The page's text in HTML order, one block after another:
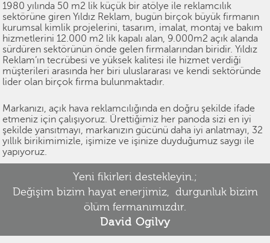
1980 yılında 50 m2 lik küçük bir atölye ile reklamcılık
sektörüne giren Yıldız Reklam, bugün birçok büyük firmanın
kurumsal kimlik projelerini, tasarım, imalat, montaj ve bakım
hizmetlerini 12.000 m2 lik kapalı alan, 9.000m2 açık alanda
sürdüren sektörünün önde gelen firmalarından biridir. Yıldız
Reklam’ın tecrübesi ve yüksek kalitesi ile hizmet verdiği
müşterileri arasında her biri uluslararası ve kendi sektöründe
lider olan birçok firma bulunmaktadır.
Markanızı, açık hava reklamcılığında en doğru şekilde ifade
etmeniz için çalışıyoruz. Ürettiğimiz her panoda sizi en iyi
şekilde yansıtmayı, markanızın gücünü daha iyi anlatmayı, 32
yıllık birikimimizle, işimize ve işinize duyduğumuz saygı ile
yapıyoruz.
Yeni fikirleri destekleyin.;
Değişim bizim hayat enerjimiz, durgunluk bizim
ölüm fermanımızdır.
David Ogilvy